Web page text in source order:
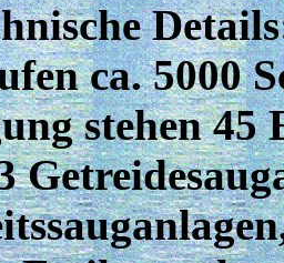
ca. 5000
stehen 45